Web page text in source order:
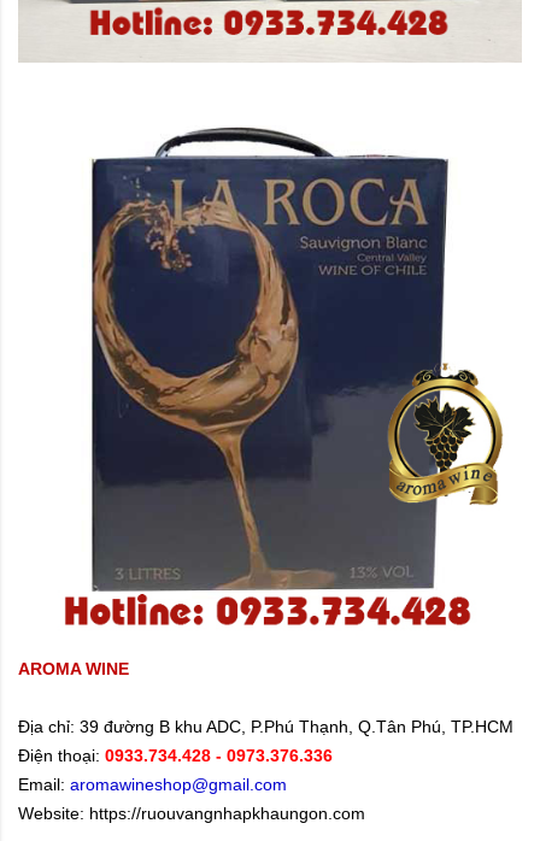
AROMA WINE
Địa chỉ: 39 đường B khu ADC, P.Phú Thạnh, Q.Tân Phú, TP.HCM
Điện thoại: 0933.734.428 - 0973.376.336
Email: aromawineshop@gmail.com
Website: https://ruouvangnhapkhaungon.com